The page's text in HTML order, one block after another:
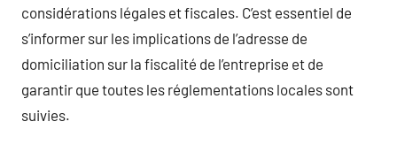
considérations légales et fiscales. C’est essentiel de
s’informer sur les implications de l’adresse de
domiciliation sur la fiscalité de l’entreprise et de
garantir que toutes les réglementations locales sont
suivies.